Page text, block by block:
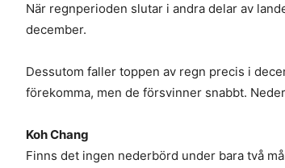
När regnperioden slutar i andra delar av
december.
Dessutom faller toppen av regn precis i
förekomma, men de försvinner snabbt.
Koh Chang
Finns det ingen nederbörd under bara två